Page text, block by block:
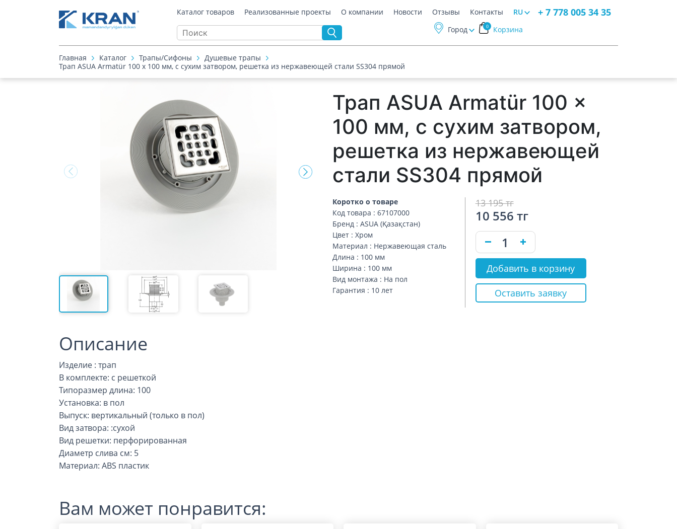
Каталог товаров Реализованные проекты О компании Новости Отзывы Контакты
RU
Город
Корзина
0
+ 7 778 005 34 35
Главная Каталог Трапы/Cифоны
Душевые трапы
Трап ASUA Armatür 100 x 100 мм, с сухим затвором, решетка из нержавеющей стали SS304 прямой
Трап ASUA Armatür 100 x
100 мм, с сухим затвором,
решетка из нержавеющей
стали SS304 прямой
Коротко о товаре
Код товара : 67107000
Бренд : ASUA (Қазақстан)
Цвет : Хром
Материал : Нержавеющая сталь
Длина : 100 мм
Ширина : 100 мм
Вид монтажа : На пол
Гарантия : 10 лет
13 195 тг
10 556 тг
Добавить в корзину
Оставить заявку
Описание
Изделие : трап
В комплекте: с решеткой
Типоразмер длина: 100
Установка: в пол
Выпуск: вертикальный (только в пол)
Вид затвора: :сухой
Вид решетки: перфорированная
Диаметр слива см: 5
Материал: ABS пластик
Вам может понравится: